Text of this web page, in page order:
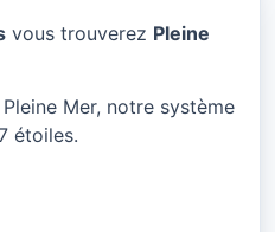
vous trouverez Pleine
Mer, notre système
étoiles.